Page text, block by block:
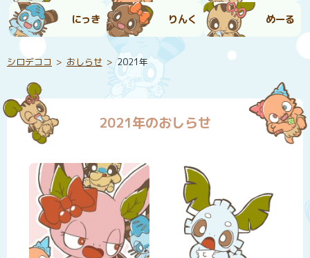
にっき りんく めーる
シロデココ おしらせ 2021年
2021年のおしらせ